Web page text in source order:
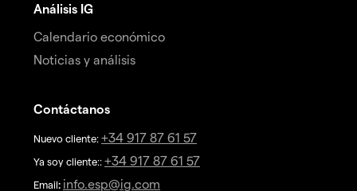
Análisis IG
Calendario económico
Noticias y análisis
Contáctanos
Nuevo cliente: +34 917 87 61 57
Ya soy cliente:: +34 917 87 61 57
Email: info.esp@ig.com